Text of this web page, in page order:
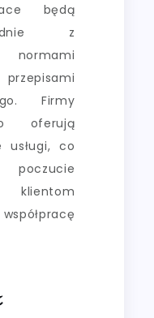
będą
z
Firmy
oferują
usługi, co
klientom